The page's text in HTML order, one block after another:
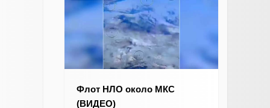
Флот НЛО около МКС
(ВИДЕО)